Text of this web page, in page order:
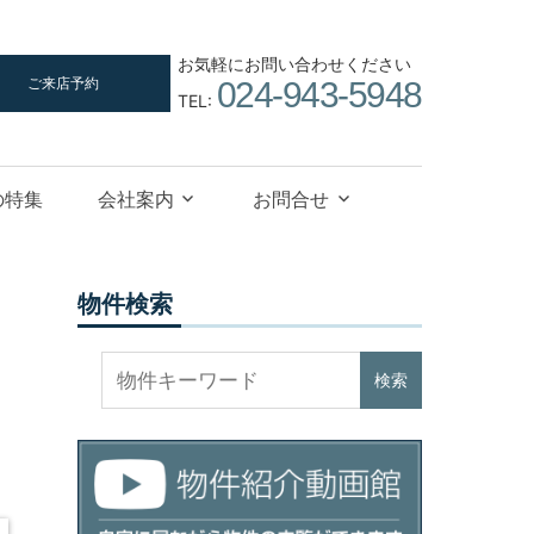
ご来店予約
お気軽にお問い合わせください
TEL: 024-943-5948
集 会社案内 お問合せ
物件検索